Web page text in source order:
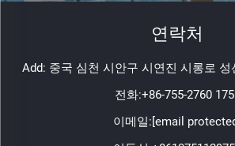
연락처
Add: 중국 심천 시안구 시연진 시롱로
전화:+86-755-2760
이메일:[email